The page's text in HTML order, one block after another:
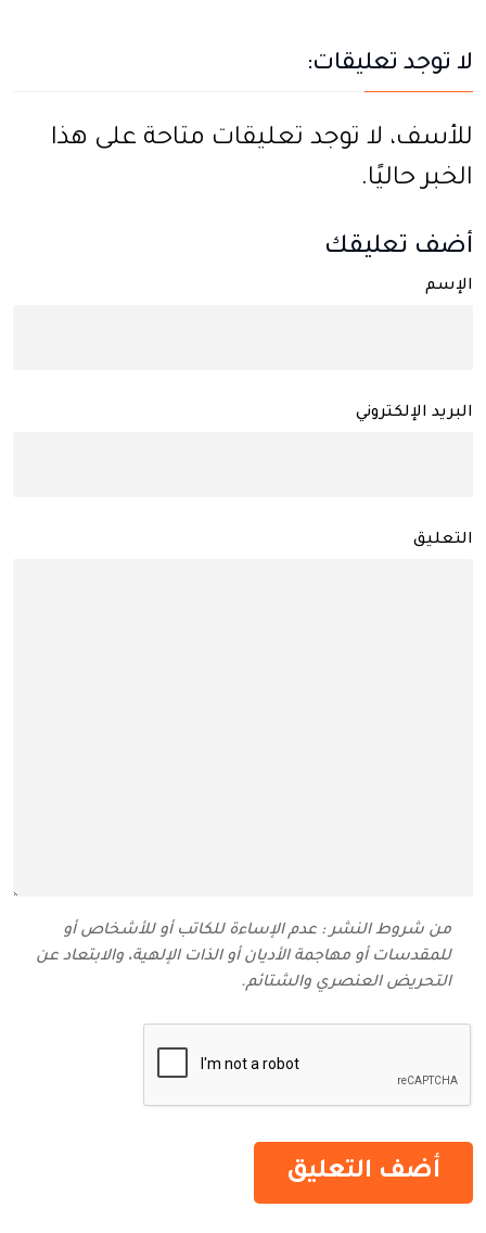
لا توجد تعليقات:
للأسف، لا توجد تعليقات متاحة على هذا
الخبر حاليًا.
أضف تعليقك
الإسم
البريد الإلكتروني
التعليق
من شروط النشر : عدم الإساءة للكاتب أو للأشخاص أو
للمقدسات أو مهاجمة الأديان أو الذات الإلهية، والابتعاد عن
التحريض العنصري والشتائم‬.